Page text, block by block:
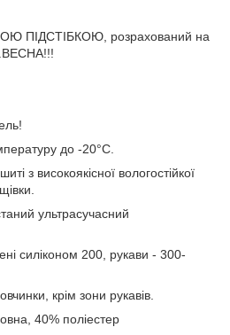
ПІДСТІБКОЮ, розрахований на
до -20°C.
з високоякісної вологостійкої
ультрасучасний
силіконом 200, рукави - 300-
крім зони рукавів.
40% поліестер